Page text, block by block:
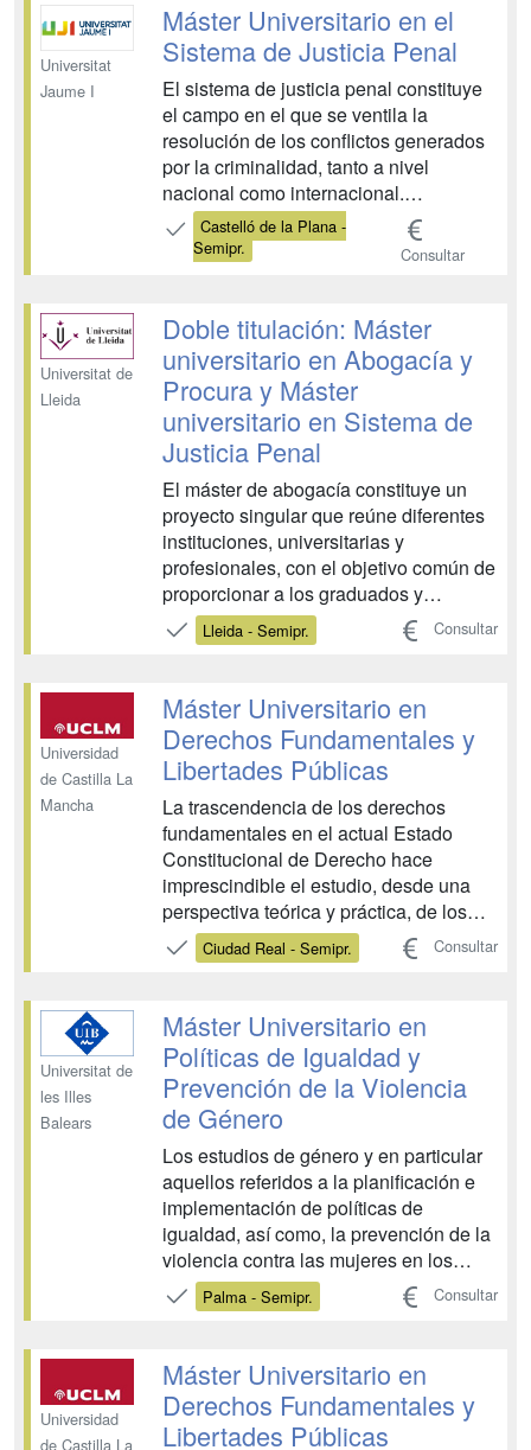
dos líneas temáticas fundamentales:
1)...
Universitat
Jaume I
Máster Universitario en el
Sistema de Justicia Penal
El sistema de justicia penal constituye
el campo en el que se ventila la
resolución de los conflictos generados
por la criminalidad, tanto a nivel
nacional como internacional.
Comprende un conjunto de
instituciones conducidas por
profesionales formados en diferentes
encontrado oferta formativa integral en
el tradi...
Castelló de la Plana -
Semipr.
Consultar
Universitat de
Lleida
Doble titulación: Máster
universitario en Abogacía y
Procura y Máster
universitario en Sistema de
Justicia Penal
El máster de abogacía constituye un
proyecto singular que reúne diferentes
instituciones, universitarias y
profesionales, con el objetivo común de
proporcionar a los graduados y
graduadas en Derecho una formación
de excelencia, que en el nuevo marco
futuro examen oficial, sino, sobre todo,
afrontar con las máxi...
Lleida - Semipr. Consultar
Universidad
de Castilla La
Mancha
Máster Universitario en
Derechos Fundamentales y
Libertades Públicas
La trascendencia de los derechos
fundamentales en el actual Estado
Constitucional de Derecho hace
imprescindible el estudio, desde una
perspectiva teórica y práctica, de los
problemas actuales y relevantes del
Derecho, que por su naturaleza más
abordados en el grado. A esta finalidad
obedece el Máster Univers...
Ciudad Real - Semipr. Consultar
Universitat de
les Illes
Balears
Máster Universitario en
Políticas de Igualdad y
Prevención de la Violencia
de Género
Los estudios de género y en particular
aquellos referidos a la planificación e
implementación de políticas de
igualdad, así como, la prevención de la
violencia contra las mujeres en los
diversos ámbitos sociales tienen ya una
amplia trayectoria, tanto a nivel
el momento actual son más de 65 los
centros de ...
Palma - Semipr. Consultar
Universidad
de Castilla La
Máster Universitario en
Derechos Fundamentales y
Libertades Públicas